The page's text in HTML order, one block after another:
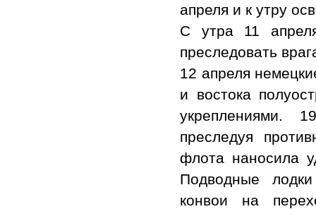
апреля и к утру
С утра 11
преследовать
12 апреля
и востока
укреплениями.
преследуя
флота наносила
Подводные
конвои на